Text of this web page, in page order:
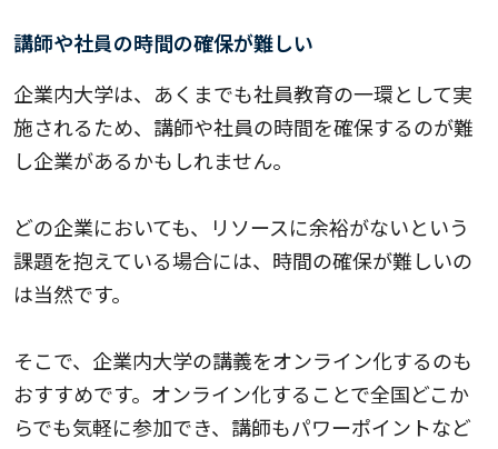
講師や社員の時間の確保が難しい
企業内大学は、あくまでも社員教育の一環として実
施されるため、講師や社員の時間を確保するのが難
し企業があるかもしれません。
どの企業においても、リソースに余裕がないという
課題を抱えている場合には、時間の確保が難しいの
は当然です。
そこで、企業内大学の講義をオンライン化するのも
おすすめです。オンライン化することで全国どこか
らでも気軽に参加でき、講師もパワーポイントなど